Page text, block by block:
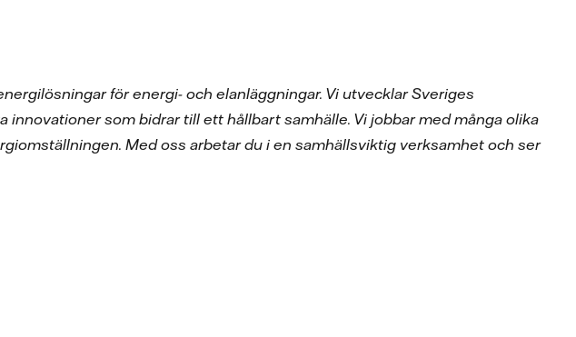
för energi- och elanläggningar. Vi utvecklar Sveriges
som bidrar till ett hållbart samhälle. Vi jobbar med många olika
Med oss arbetar du i en samhällsviktig verksamhet och ser